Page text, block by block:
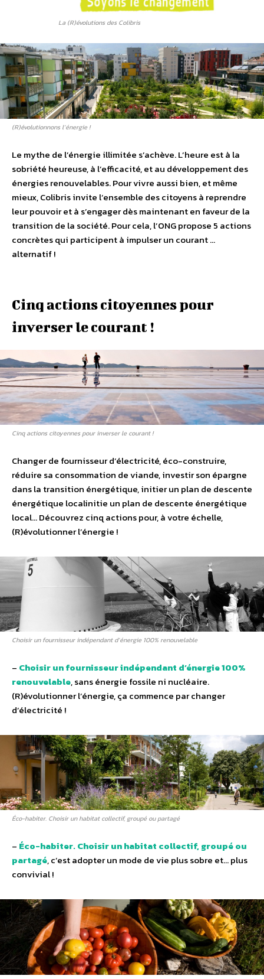
La (R)évolutions des Colibris
(R)évolutionnons l’énergie !
Le mythe de l’énergie illimitée s’achève. L’heure est à la
sobriété heureuse, à l’efficacité, et au développement des
énergies renouvelables. Pour vivre aussi bien, et même
mieux, Colibris invite l’ensemble des citoyens à reprendre
leur pouvoir et à s’engager dès maintenant en faveur de la
transition de la société. Pour cela, l’ONG propose 5 actions
concrètes qui participent à impulser un courant …
alternatif !
Cinq actions citoyennes pour
inverser le courant !
Cinq actions citoyennes pour inverser le courant !
Changer de fournisseur d’électricité, éco-construire,
réduire sa consommation de viande, investir son épargne
dans la transition énergétique, initier un plan de descente
énergétique localinitie un plan de descente énergétique
local… Découvrez cinq actions pour, à votre échelle,
(R)évolutionner l’énergie !
Choisir un fournisseur indépendant d’énergie 100% renouvelable
– Choisir un fournisseur indépendant d’énergie 100%
renouvelable, sans énergie fossile ni nucléaire.
(R)évolutionner l’énergie, ça commence par changer
d’électricité !
Éco-habiter. Choisir un habitat collectif, groupé ou partagé
– Éco-habiter. Choisir un habitat collectif, groupé ou
partagé, c’est adopter un mode de vie plus sobre et… plus
convivial !